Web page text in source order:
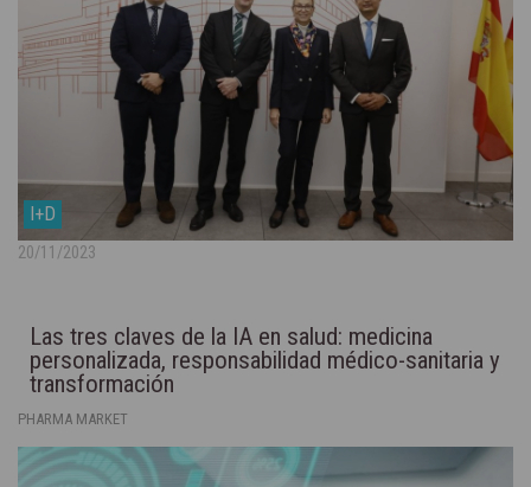
I+D
20/11/2023
Las tres claves de la IA en salud: medicina
personalizada, responsabilidad médico-sanitaria y
transformación
PHARMA MARKET